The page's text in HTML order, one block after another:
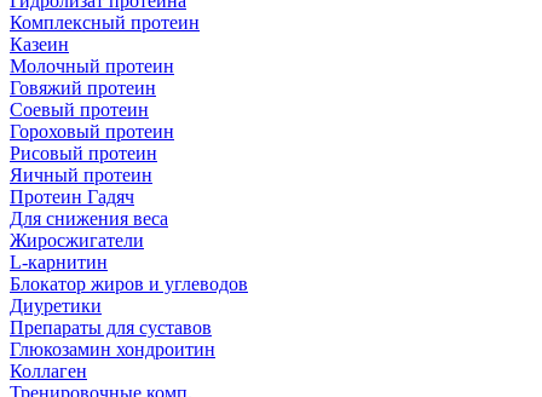
Комплексный протеин
Казеин
Молочный протеин
Говяжий протеин
Соевый протеин
Гороховый протеин
Рисовый протеин
Яичный протеин
Протеин Гадяч
Для снижения веса
Жиросжигатели
L-карнитин
Блокатор жиров и углеводов
Диуретики
Препараты для суставов
Глюкозамин хондроитин
Коллаген
Тренировочные комп.